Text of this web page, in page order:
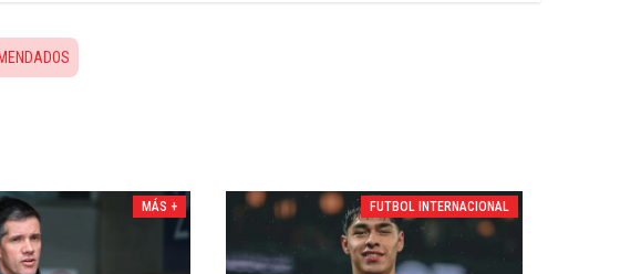
MÁS + FUTBOL INTERNACIONAL